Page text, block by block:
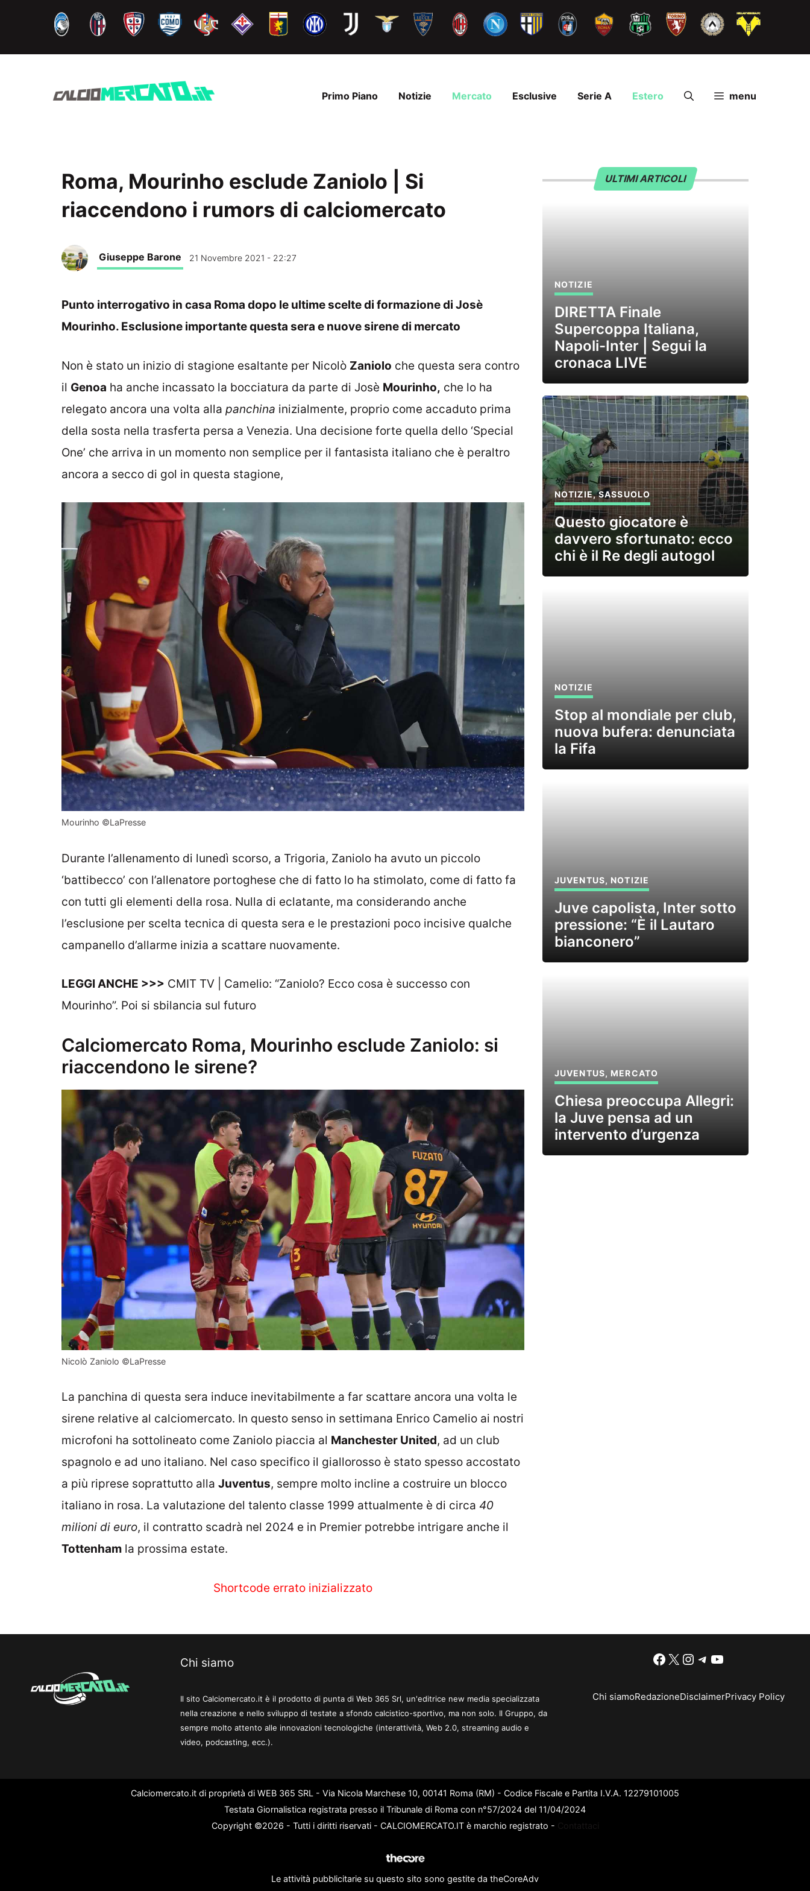
contenuto
Primo Piano Notizie Mercato Esclusive Serie A Estero menu
Roma, Mourinho esclude Zaniolo | Si
riaccendono i rumors di calciomercato
Giuseppe Barone 21 Novembre 2021 - 22:27
Punto interrogativo in casa Roma dopo le ultime scelte di formazione di Josè
Mourinho. Esclusione importante questa sera e nuove sirene di mercato
Non è stato un inizio di stagione esaltante per Nicolò Zaniolo che questa sera contro
il Genoa ha anche incassato la bocciatura da parte di Josè Mourinho, che lo ha
relegato ancora una volta alla panchina inizialmente, proprio come accaduto prima
della sosta nella trasferta persa a Venezia. Una decisione forte quella dello ‘Special
One’ che arriva in un momento non semplice per il fantasista italiano che è peraltro
ancora a secco di gol in questa stagione,
Mourinho ©LaPresse
Durante l’allenamento di lunedì scorso, a Trigoria, Zaniolo ha avuto un piccolo
‘battibecco’ con l’allenatore portoghese che di fatto lo ha stimolato, come di fatto fa
con tutti gli elementi della rosa. Nulla di eclatante, ma considerando anche
l’esclusione per scelta tecnica di questa sera e le prestazioni poco incisive qualche
campanello d’allarme inizia a scattare nuovamente.
LEGGI ANCHE >>> CMIT TV | Camelio: “Zaniolo? Ecco cosa è successo con
Mourinho”. Poi si sbilancia sul futuro
Calciomercato Roma, Mourinho esclude Zaniolo: si
riaccendono le sirene?
Nicolò Zaniolo ©LaPresse
La panchina di questa sera induce inevitabilmente a far scattare ancora una volta le
sirene relative al calciomercato. In questo senso in settimana Enrico Camelio ai nostri
microfoni ha sottolineato come Zaniolo piaccia al Manchester United, ad un club
spagnolo e ad uno italiano. Nel caso specifico il giallorosso è stato spesso accostato
a più riprese soprattutto alla Juventus, sempre molto incline a costruire un blocco
italiano in rosa. La valutazione del talento classe 1999 attualmente è di circa 40
milioni di euro, il contratto scadrà nel 2024 e in Premier potrebbe intrigare anche il
Tottenham la prossima estate.
Shortcode errato inizializzato
ULTIMI ARTICOLI
NOTIZIE
DIRETTA Finale
Supercoppa Italiana,
Napoli-Inter | Segui la
cronaca LIVE
NOTIZIE,SASSUOLO
Questo giocatore è
davvero sfortunato: ecco
chi è il Re degli autogol
NOTIZIE
Stop al mondiale per club,
nuova bufera: denunciata
la Fifa
JUVENTUS, NOTIZIE
Juve capolista, Inter sotto
pressione: “È il Lautaro
bianconero”
JUVENTUS, MERCATO
Chiesa preoccupa Allegri:
la Juve pensa ad un
intervento d’urgenza
Chi siamo
Il sito Calciomercato.it è il prodotto di punta di Web 365 Srl, un'editrice new media specializzata
nella creazione e nello sviluppo di testate a sfondo calcistico-sportivo, ma non solo. Il Gruppo, da
sempre molto attento alle innovazioni tecnologiche (interattività, Web 2.0, streaming audio e
video, podcasting, ecc.).
Facebook
X Instagram
Telegram
YouTube
Chi siamoRedazioneDisclaimerPrivacy Policy
Calciomercato.it di proprietà di WEB 365 SRL - Via Nicola Marchese 10, 00141 Roma (RM) - Codice Fiscale e Partita I.V.A. 12279101005
Testata Giornalistica registrata presso il Tribunale di Roma con n°57/2024 del 11/04/2024
Copyright ©2026 - Tutti i diritti riservati - CALCIOMERCATO.IT è marchio registrato - Contattaci
Le attività pubblicitarie su questo sito sono gestite da theCoreAdv